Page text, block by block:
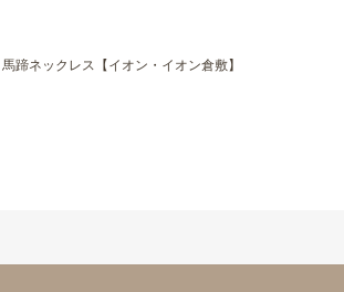
馬蹄ネックレス【イオン・イオン倉敷】